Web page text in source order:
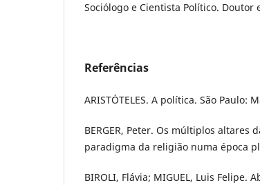
Sociólogo e Cientista Político. Doutor
Referências
ARISTÓTELES. A política. São Paulo:
BERGER, Peter. Os múltiplos altares
paradigma da religião numa época
BIROLI, Flávia; MIGUEL, Luis Felipe.